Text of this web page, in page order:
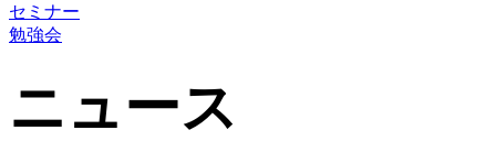
セミナー
勉強会
ニュース